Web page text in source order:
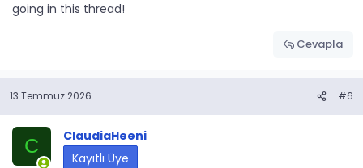
going in this thread!
Cevapla
13 Temmuz 2026 #6
C
ClaudiaHeeni
Kayıtlı Üye